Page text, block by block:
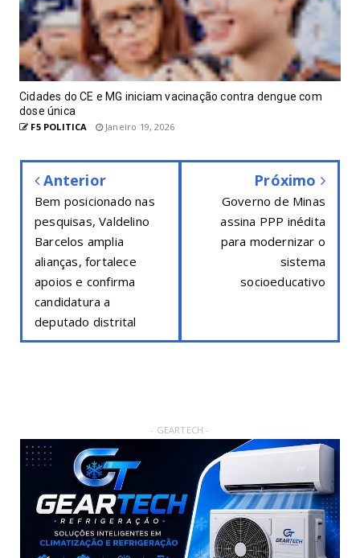
Cidades do CE e MG iniciam vacinação contra dengue com
dose única
F5 POLITICA Janeiro 19, 2026
Anterior
Bem posicionado nas
pesquisas, Valdelino
Barcelos amplia
alianças, fortalece
apoios e confirma
candidatura a
deputado distrital
Próximo
Governo de Minas
assina PPP inédita
para modernizar o
sistema
socioeducativo
- GEARTECH -